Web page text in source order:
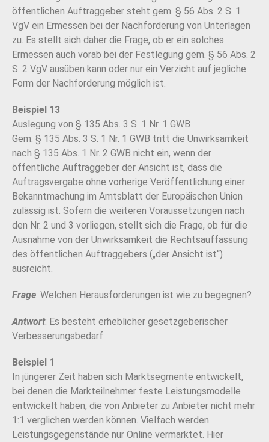
öffentlichen Auftraggeber steht gem. § 56 Abs. 2 S. 1
VgV ein Ermessen bei der Nachforderung von Unterlagen
zu. Es stellt sich daher die Frage, ob er ein solches
Ermessen auch vorab bei der Festlegung gem. § 56 Abs. 2
S. 2 VgV ausüben kann oder nur ein Verzicht auf jegliche
Form der Nachforderung möglich ist.
Beispiel 13
Auslegung von § 135 Abs. 3 S. 1 Nr. 1 GWB
Gem. § 135 Abs. 3 S. 1 Nr. 1 GWB tritt die Unwirksamkeit
nach § 135 Abs. 1 Nr. 2 GWB nicht ein, wenn der
öffentliche Auftraggeber der Ansicht ist, dass die
Auftragsvergabe ohne vorherige Veröffentlichung einer
Bekanntmachung im Amtsblatt der Europäischen Union
zulässig ist. Sofern die weiteren Voraussetzungen nach
den Nr. 2 und 3 vorliegen, stellt sich die Frage, ob für die
Ausnahme von der Unwirksamkeit die Rechtsauffassung
des öffentlichen Auftraggebers („der Ansicht ist“)
ausreicht.
Frage: Welchen Herausforderungen ist wie zu begegnen?
Antwort: Es besteht erheblicher gesetzgeberischer
Verbesserungsbedarf.
Beispiel 1
In jüngerer Zeit haben sich Marktsegmente entwickelt,
bei denen die Markteilnehmer feste Leistungsmodelle
entwickelt haben, die von Anbieter zu Anbieter nicht mehr
1:1 verglichen werden können. Vielfach werden
Leistungsgegenstände nur Online vermarktet. Hier